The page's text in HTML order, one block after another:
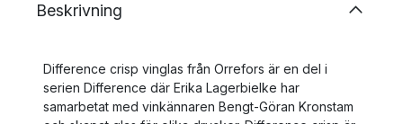
Beskrivning
Difference crisp vinglas från Orrefors är en del i
serien Difference där Erika Lagerbielke har
samarbetat med vinkännaren Bengt-Göran Kronstam